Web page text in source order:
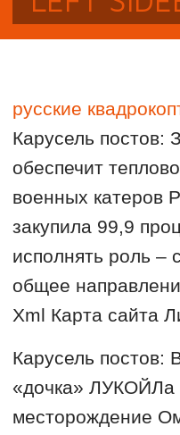
русские
Карусель постов:
обеспечит
военных катеров
закупила 99,9
исполнять роль –
общее
Xml Карта сайта
Карусель постов:
«дочка» ЛУКОЙЛа
месторождение